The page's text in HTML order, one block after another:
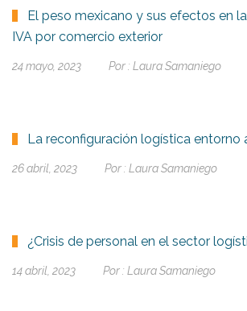
El peso mexicano y sus efectos en
IVA por comercio exterior
24 mayo, 2023 Por : Laura Samaniego
La reconfiguración logística entorno
26 abril, 2023 Por : Laura Samaniego
¿Crisis de personal en el sector
14 abril, 2023 Por : Laura Samaniego